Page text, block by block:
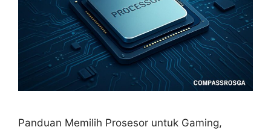
Panduan Memilih Prosesor untuk Gaming,